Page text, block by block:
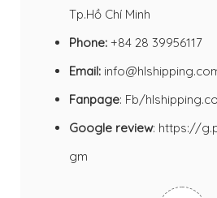
Tp.Hồ Chí Minh
Phone: +84 28 39956117
Email:
Fanpage: Fb/
Google review: https://
gm